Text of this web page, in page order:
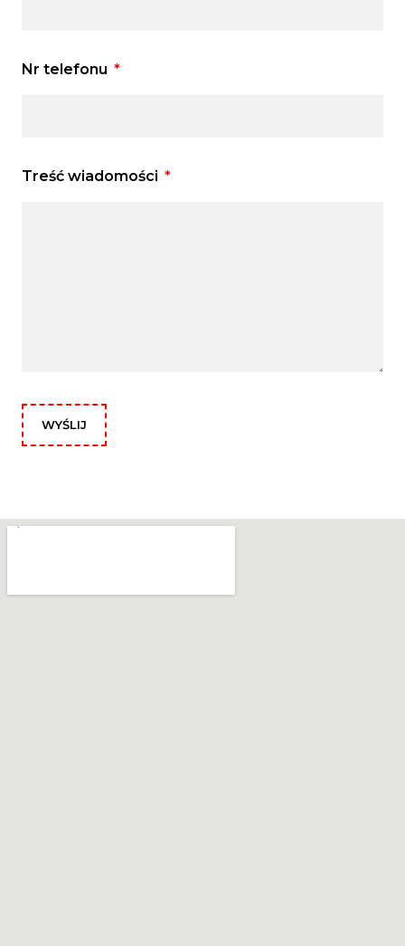
Nr telefonu
Treść wiadomości
WYŚLIJ